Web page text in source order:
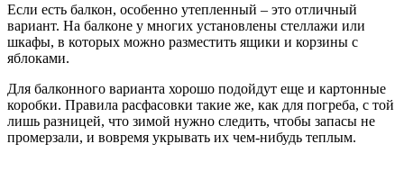
Если есть балкон, особенно утепленный – это отличный
вариант. На балконе у многих установлены стеллажи или
шкафы, в которых можно разместить ящики и корзины с
яблоками.
Для балконного варианта хорошо подойдут еще и картонные
коробки. Правила расфасовки такие же, как для погреба, с той
лишь разницей, что зимой нужно следить, чтобы запасы не
промерзали, и вовремя укрывать их чем-нибудь теплым.